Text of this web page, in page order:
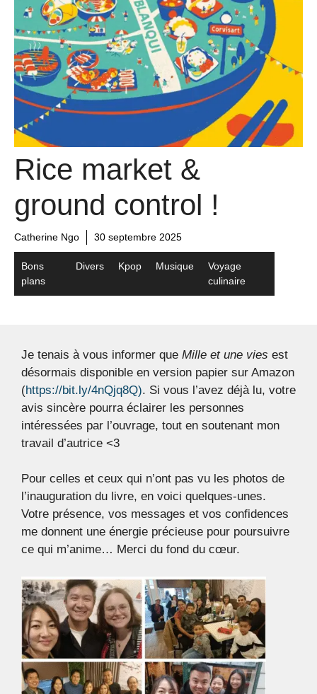
Rice market &
ground control !
Catherine Ngo 30 septembre 2025
Bons
plans
Divers Kpop Musique
Voyage
culinaire
Je tenais à vous informer que Mille et une vies est
désormais disponible en version papier sur Amazon
(https://bit.ly/4nQjq8Q). Si vous l’avez déjà lu, votre
avis sincère pourra éclairer les personnes
intéressées par l’ouvrage, tout en soutenant mon
travail d’autrice <3
Pour celles et ceux qui n’ont pas vu les photos de
l’inauguration du livre, en voici quelques-unes.
Votre présence, vos messages et vos confidences
me donnent une énergie précieuse pour poursuivre
ce qui m’anime… Merci du fond du cœur.